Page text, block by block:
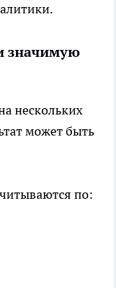
значимую
нескольких
может быть
по: